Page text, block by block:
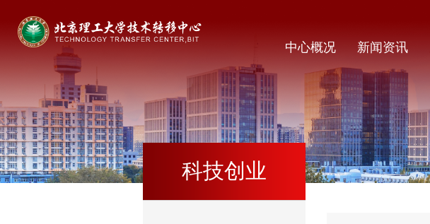
中心概况 新闻资讯
科技创业